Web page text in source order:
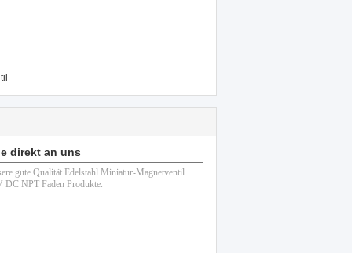
direkt an uns